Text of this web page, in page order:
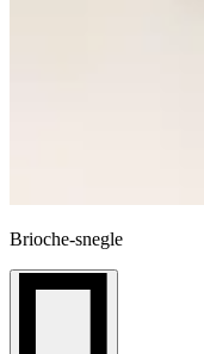
Brioche-snegle